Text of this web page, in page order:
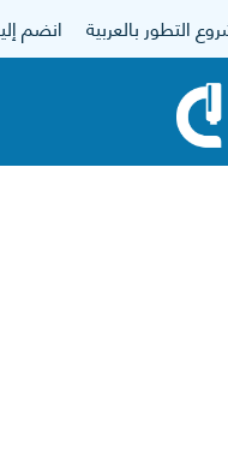
التطور بالعربية انضم